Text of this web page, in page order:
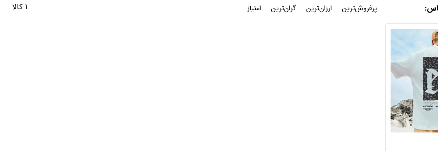
1 کالا : پرفروش‌ترین ارزان‌ترین گران‌ترین امتیاز